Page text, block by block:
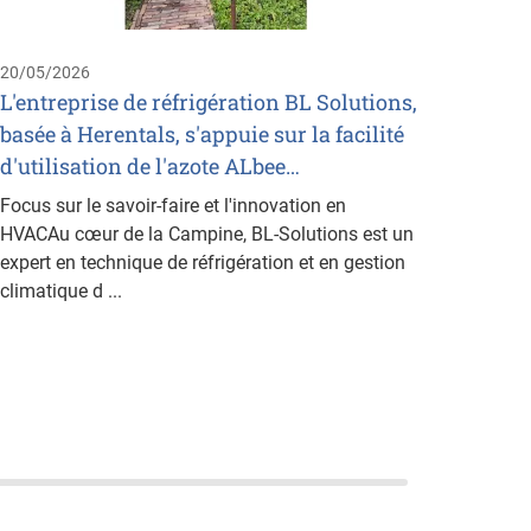
20/05/2026
L'entreprise de réfrigération BL Solutions,
basée à Herentals, s'appuie sur la facilité
d'utilisation de l'azote ALbee…
Focus sur le savoir-faire et l'innovation en
HVACAu cœur de la Campine, BL-Solutions est un
expert en technique de réfrigération et en gestion
climatique d ...